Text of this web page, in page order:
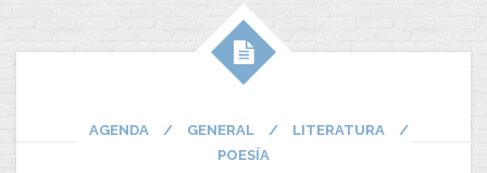
AGENDA / GENERAL / LITERATURA
/
POESÍA